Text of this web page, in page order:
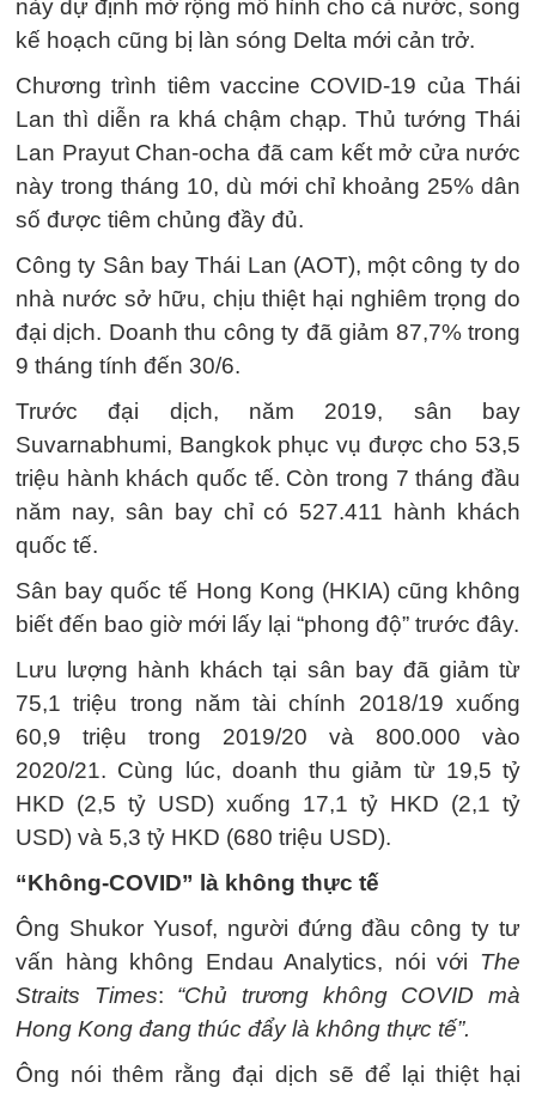
này dự định mở rộng mô hình cho cả nước, song
kế hoạch cũng bị làn sóng Delta mới cản trở.
Chương trình tiêm vaccine COVID-19 của Thái
Lan thì diễn ra khá chậm chạp. Thủ tướng Thái
Lan Prayut Chan-ocha đã cam kết mở cửa nước
này trong tháng 10, dù mới chỉ khoảng 25% dân
số được tiêm chủng đầy đủ.
Công ty Sân bay Thái Lan (AOT), một công ty do
nhà nước sở hữu, chịu thiệt hại nghiêm trọng do
đại dịch. Doanh thu công ty đã giảm 87,7% trong
9 tháng tính đến 30/6.
Trước đại dịch, năm 2019, sân bay
Suvarnabhumi, Bangkok phục vụ được cho 53,5
triệu hành khách quốc tế. Còn trong 7 tháng đầu
năm nay, sân bay chỉ có 527.411 hành khách
quốc tế.
Sân bay quốc tế Hong Kong (HKIA) cũng không
biết đến bao giờ mới lấy lại “phong độ” trước đây.
Lưu lượng hành khách tại sân bay đã giảm từ
75,1 triệu trong năm tài chính 2018/19 xuống
60,9 triệu trong 2019/20 và 800.000 vào
2020/21. Cùng lúc, doanh thu giảm từ 19,5 tỷ
HKD (2,5 tỷ USD) xuống 17,1 tỷ HKD (2,1 tỷ
USD) và 5,3 tỷ HKD (680 triệu USD).
“Không-COVID” là không thực tế
Ông Shukor Yusof, người đứng đầu công ty tư
vấn hàng không Endau Analytics, nói với The
Straits Times: “Chủ trương không COVID mà
Hong Kong đang thúc đẩy là không thực tế”.
Ông nói thêm rằng đại dịch sẽ để lại thiệt hại